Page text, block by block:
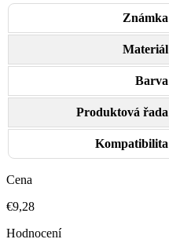
Známka
Materiál
Barva
Produktová řada
Kompatibilita
Cena
€9,28
Hodnocení